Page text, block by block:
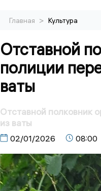
Главная > Культура
Отставной
полиции
ваты
Отставной полковник
из ваты
02/01/2026 08:00